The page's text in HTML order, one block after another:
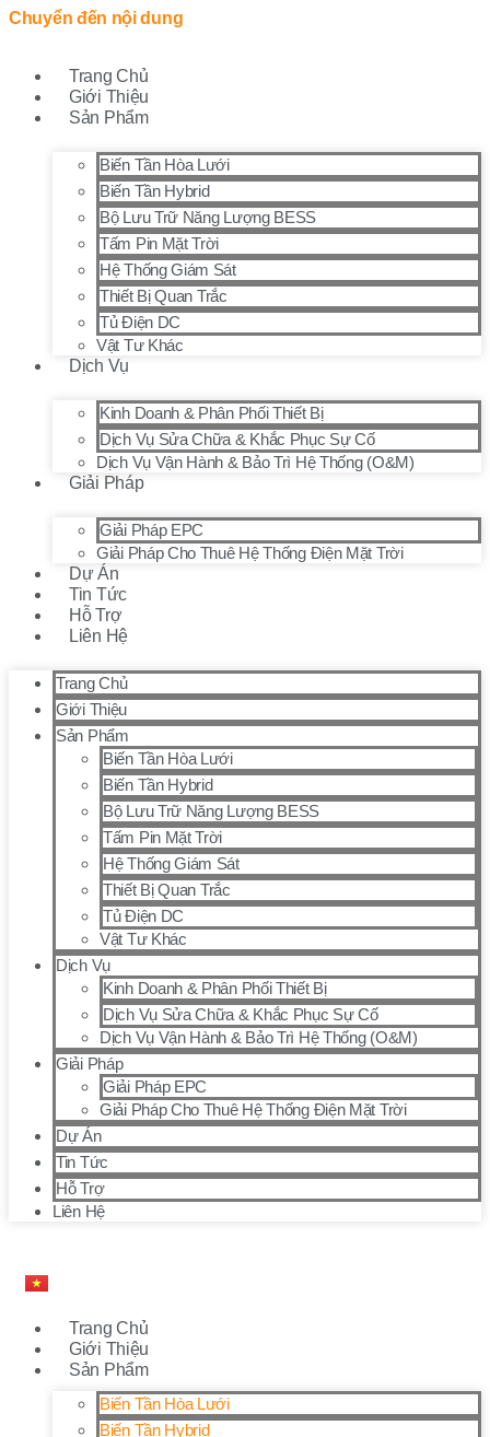
Chuyển đến nội dung
Trang Chủ
Giới Thiệu
Sản Phẩm
Biến Tần Hòa Lưới
Biến Tần Hybrid
Bộ Lưu Trữ Năng Lượng BESS
Tấm Pin Mặt Trời
Hệ Thống Giám Sát
Thiết Bị Quan Trắc
Tủ Điện DC
Vật Tư Khác
Dịch Vụ
Kinh Doanh & Phân Phối Thiết Bị
Dịch Vụ Sửa Chữa & Khắc Phục Sự Cố
Dịch Vụ Vận Hành & Bảo Trì Hệ Thống (O&M)
Giải Pháp
Giải Pháp EPC
Giải Pháp Cho Thuê Hệ Thống Điện Mặt Trời
Dự Án
Tin Tức
Hỗ Trợ
Liên Hệ
Trang Chủ
Giới Thiệu
Sản Phẩm
Biến Tần Hòa Lưới
Biến Tần Hybrid
Bộ Lưu Trữ Năng Lượng BESS
Tấm Pin Mặt Trời
Hệ Thống Giám Sát
Thiết Bị Quan Trắc
Tủ Điện DC
Vật Tư Khác
Dịch Vụ
Kinh Doanh & Phân Phối Thiết Bị
Dịch Vụ Sửa Chữa & Khắc Phục Sự Cố
Dịch Vụ Vận Hành & Bảo Trì Hệ Thống (O&M)
Giải Pháp
Giải Pháp EPC
Giải Pháp Cho Thuê Hệ Thống Điện Mặt Trời
Dự Án
Tin Tức
Hỗ Trợ
Liên Hệ
Trang Chủ
Giới Thiệu
Sản Phẩm
Biến Tần Hòa Lưới
Biến Tần Hybrid